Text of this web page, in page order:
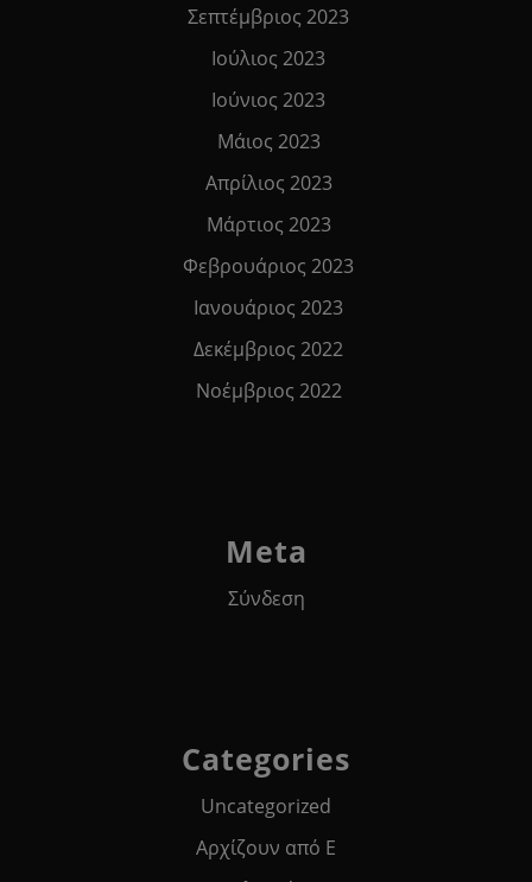
Σεπτέμβριος 2023
Ιούλιος 2023
Ιούνιος 2023
Μάιος 2023
Απρίλιος 2023
Μάρτιος 2023
Φεβρουάριος 2023
Ιανουάριος 2023
Δεκέμβριος 2022
Νοέμβριος 2022
Meta
Σύνδεση
Categories
Uncategorized
Αρχίζουν από Ε